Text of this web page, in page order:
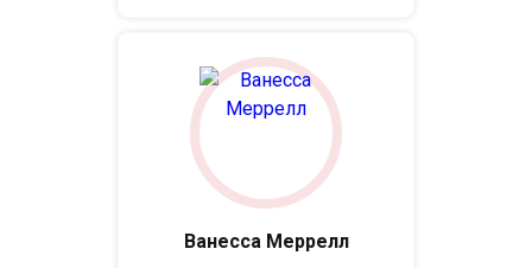
Ванесса Меррелл